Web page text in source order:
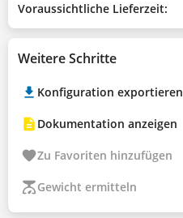
Voraussichtliche Lieferzeit:
Weitere Schritte
Konfiguration exportieren
Dokumentation anzeigen
Zu Favoriten hinzufügen
Gewicht ermitteln